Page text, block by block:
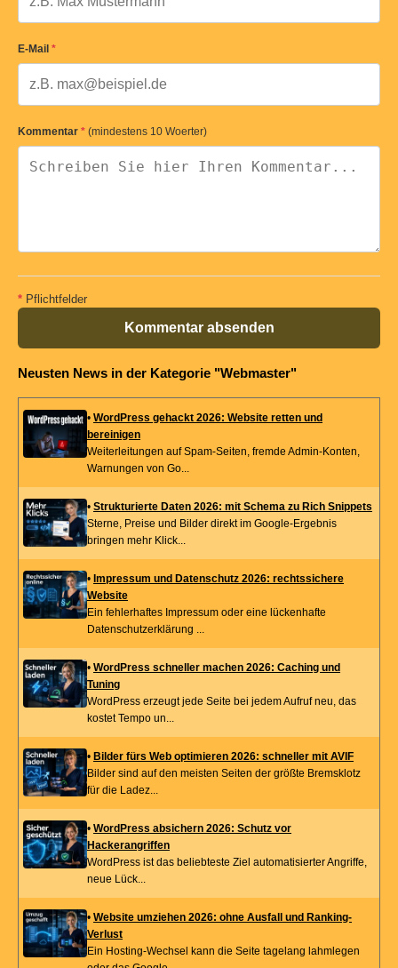
E-Mail *
Kommentar * (mindestens 10 Woerter)
* Pflichtfelder
Kommentar absenden
Neusten News in der Kategorie "Webmaster"
• WordPress gehackt 2026: Website retten und
bereinigen
Weiterleitungen auf Spam-Seiten, fremde Admin-Konten,
Warnungen von Go...
• Strukturierte Daten 2026: mit Schema zu Rich Snippets
Sterne, Preise und Bilder direkt im Google-Ergebnis
bringen mehr Klick...
• Impressum und Datenschutz 2026: rechtssichere
Website
Ein fehlerhaftes Impressum oder eine lückenhafte
Datenschutzerklärung ...
• WordPress schneller machen 2026: Caching und
Tuning
WordPress erzeugt jede Seite bei jedem Aufruf neu, das
kostet Tempo un...
• Bilder fürs Web optimieren 2026: schneller mit AVIF
Bilder sind auf den meisten Seiten der größte Bremsklotz
für die Ladez...
• WordPress absichern 2026: Schutz vor
Hackerangriffen
WordPress ist das beliebteste Ziel automatisierter Angriffe,
neue Lück...
• Website umziehen 2026: ohne Ausfall und Ranking-
Verlust
Ein Hosting-Wechsel kann die Seite tagelang lahmlegen